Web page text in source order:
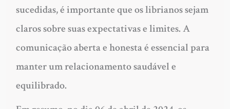
sucedidas, é importante que os librianos sejam
claros sobre suas expectativas e limites. A
comunicação aberta e honesta é essencial para
manter um relacionamento saudável e
equilibrado.